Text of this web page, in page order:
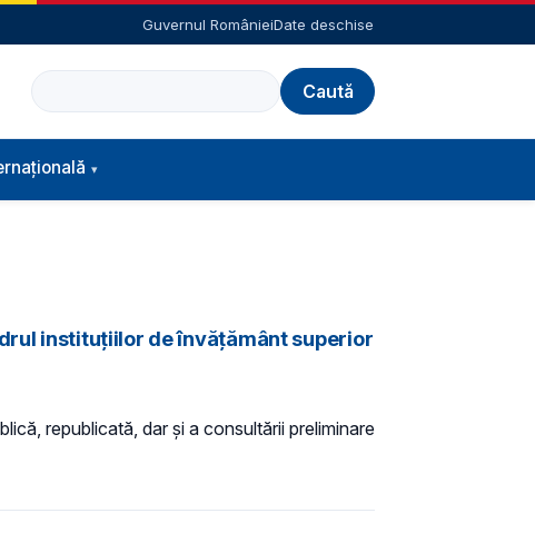
Guvernul RomânieiDate deschise
Caută
instituțiilor de învățământ superior
republicată, dar și a consultării preliminare